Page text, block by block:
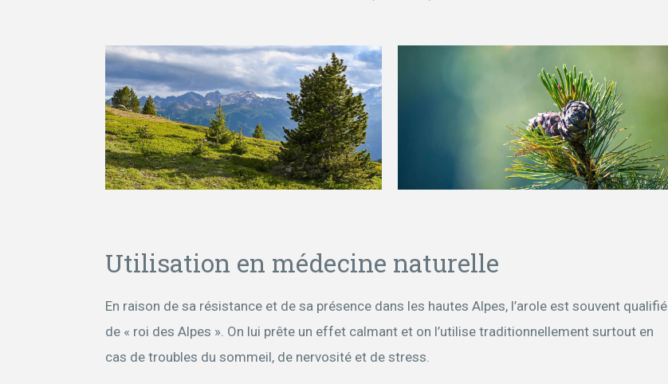
Utilisation en médecine naturelle
En raison de sa résistance et de sa présence dans les hautes Alpes, l’arole est souvent qualifié
de « roi des Alpes ». On lui prête un effet calmant et on l’utilise traditionnellement surtout en
cas de troubles du sommeil, de nervosité et de stress.